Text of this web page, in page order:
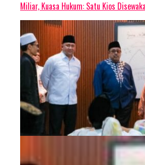
Miliar, Kuasa Hukum: Satu Kios